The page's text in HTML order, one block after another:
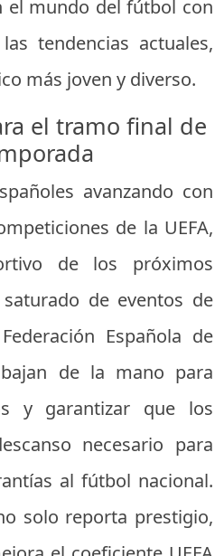
el mundo del fútbol con
tendencias actuales,
más joven y diverso.
el tramo final de
avanzando con
de la UEFA,
de los próximos
de eventos de
Española de
de la mano para
y garantizar que los
necesario para
al fútbol nacional.
solo reporta prestigio,